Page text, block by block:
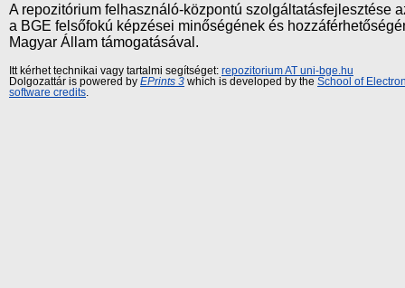
A repozitórium felhasználó-központú szolgáltatásfejlesztése
a BGE felsőfokú képzései minőségének és
Magyar Állam támogatásával.
Itt kérhet technikai vagy tartalmi segítséget: repozitorium AT uni-bge.hu
Dolgozattár is powered by EPrints 3 which is developed by the School of
software credits